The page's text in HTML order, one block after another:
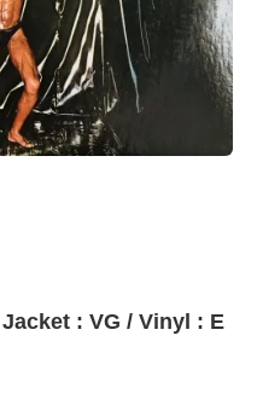
Jacket : VG / Vinyl : E